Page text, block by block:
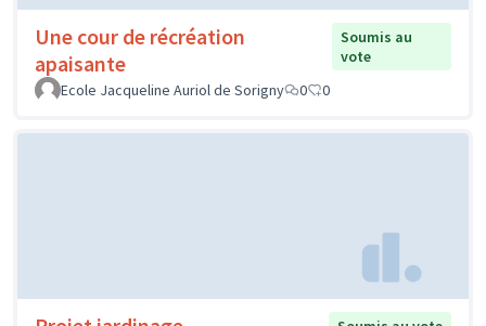
Une cour de récréation
apaisante
Soumis au
vote
Ecole Jacqueline Auriol de Sorigny
0 0